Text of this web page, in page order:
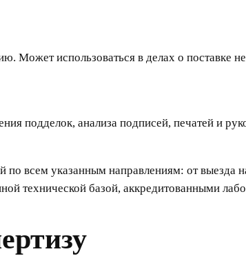
Может использоваться в делах о поставке
подделок, анализа подписей, печатей и
всем указанным направлениям: от выезда
технической базой, аккредитованными